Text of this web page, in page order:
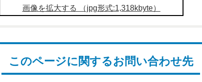
画像を拡大する （jpg形式:1,318kbyte）
このページに関するお問い合わせ先